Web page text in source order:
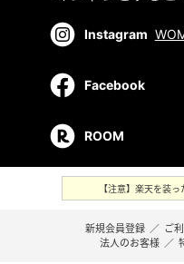
Instagram
Facebook
ROOM
【注意】楽天を装
新規会員登録 ／ ご
法人のお客様 ／